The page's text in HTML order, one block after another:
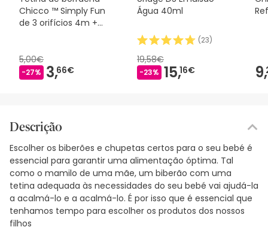
Chicco ™ Simply Fun
de 3 orifícios 4m +
5,00€
-27% 3,66€
Água 40ml
(23)
19,58€
-23% 15,16€ 9,
Descrição
Escolher os biberões e chupetas certos para o seu bebé é
essencial para garantir uma alimentação óptima. Tal
como o mamilo de uma mãe, um biberão com uma
tetina adequada às necessidades do seu bebé vai ajudá-la
a acalmá-lo e a acalmá-lo. É por isso que é essencial que
tenhamos tempo para escolher os produtos dos nossos
filhos